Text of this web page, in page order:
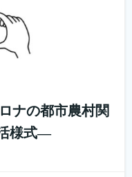
ナの都市農村関
様式―
って欲しい。 好きなこ
できる時間と環境を与
も...続きを読む